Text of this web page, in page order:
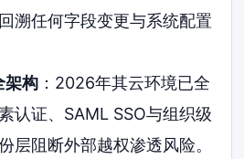
溯任何字段变更与系统配置
架构：2026年其云环境已全
认证、SAML SSO与组织级
层阻断外部越权渗透风险。